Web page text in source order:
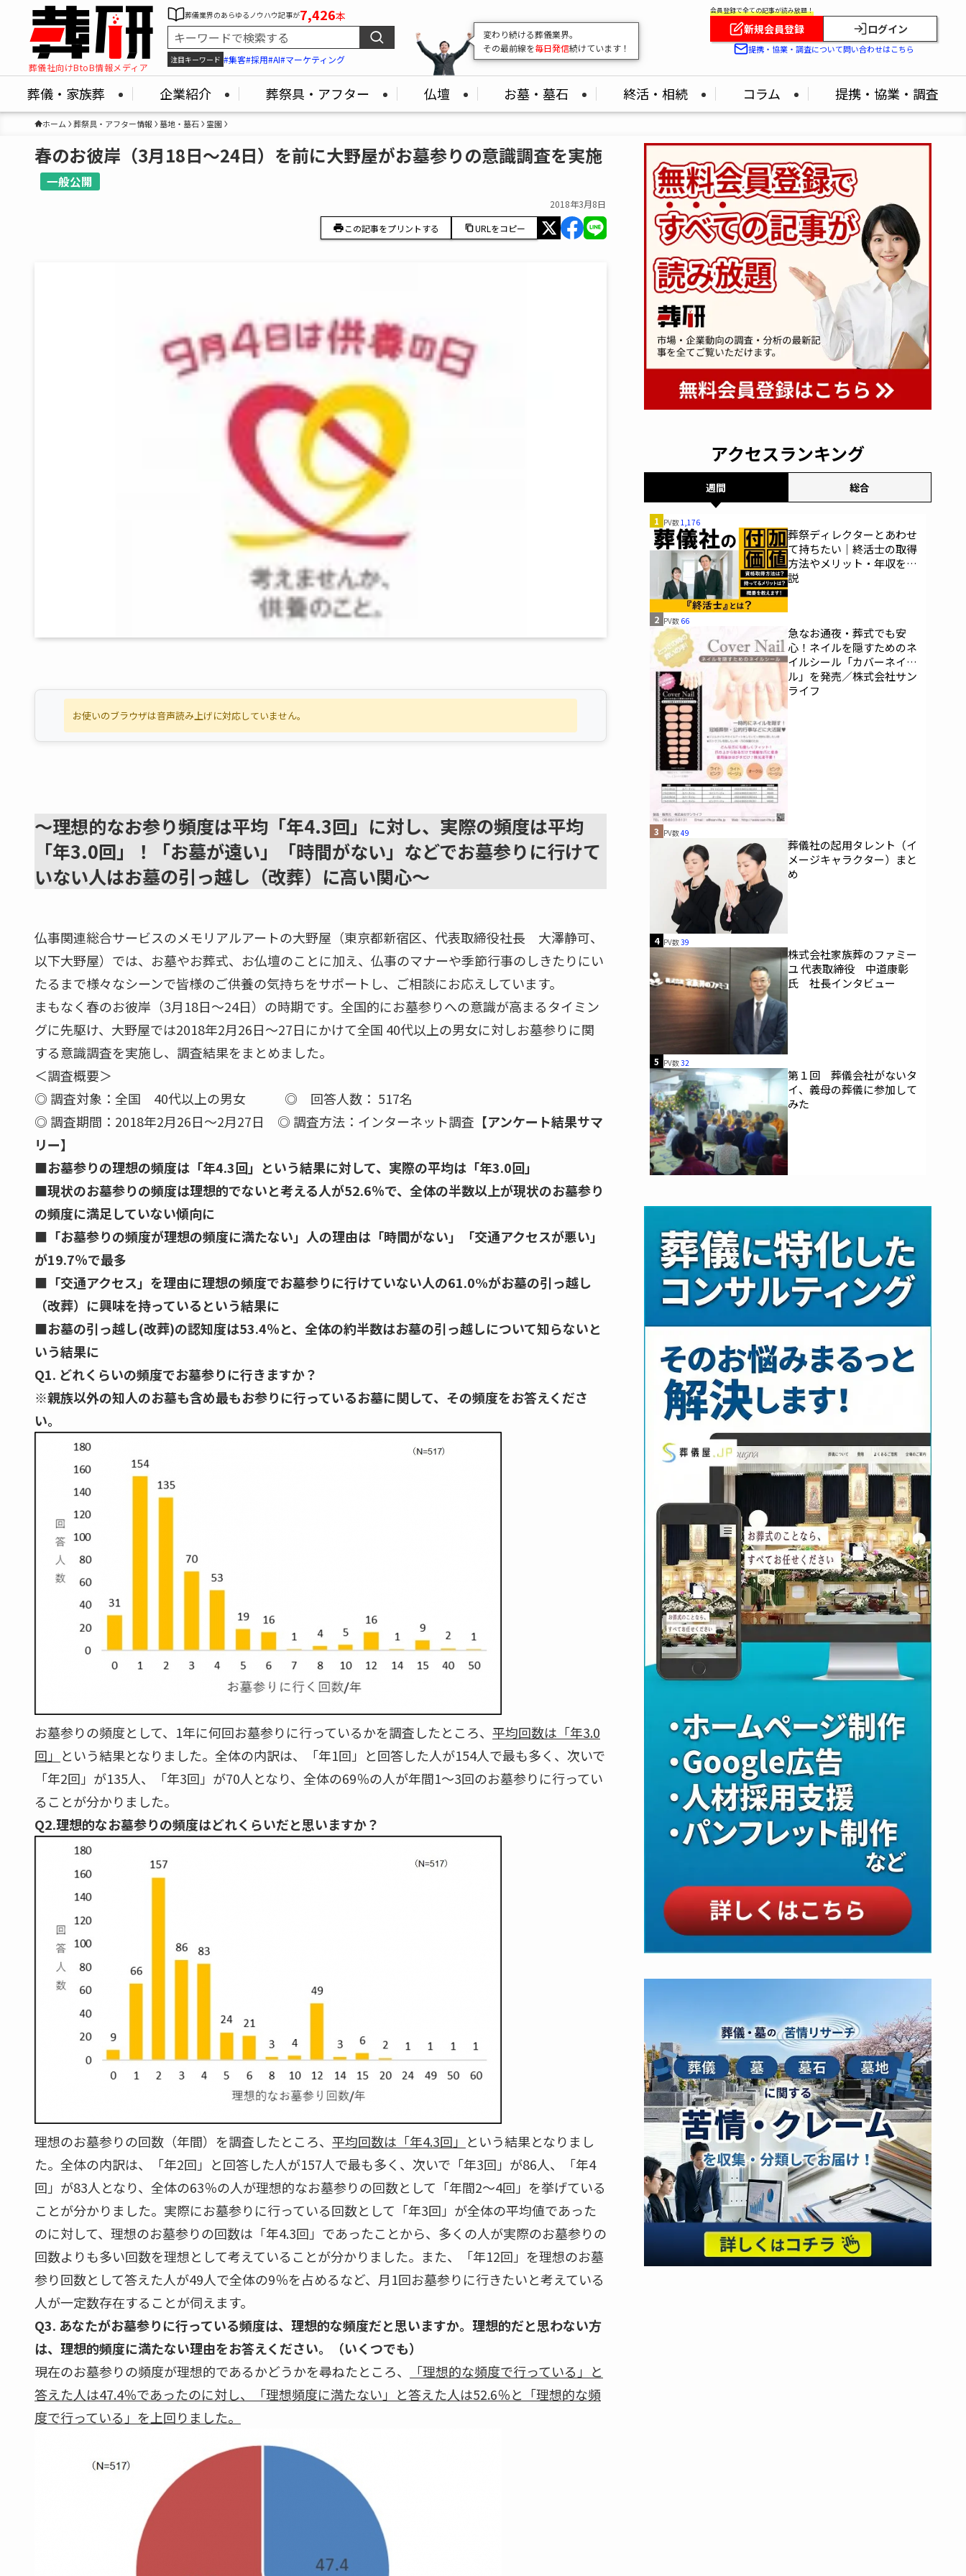
葬儀社向けBtoB情報メディア
葬儀業界のあらゆるノウハウ記事が7,426本
注目キーワード #集客#採用#AI#マーケティング
葬儀業界の"いま"がここでわかる！
最新の市場情報をどこよりも早くお届け！
変わり続ける葬儀業界。
その最前線を毎日発信続けています！
会員登録で全ての記事が読み放題！
新規会員登録 ログイン
提携・協業・調査について問い合わせはこちら
葬儀・家族葬 企業紹介 葬祭具・アフター 仏壇 お墓・墓石 終活・相続 コラム 提携・協業・調査
ホーム 葬祭具・アフター情報 墓地・墓石 霊園
春のお彼岸（3月18日～24日）を前に大野屋がお墓参りの意識調査を実施
一般公開
2018年3月8日
この記事をプリントする
URLをコピー
お使いのブラウザは音声読み上げに対応していません。
～理想的なお参り頻度は平均「年4.3回」に対し、実際の頻度は平均
「年3.0回」！「お墓が遠い」「時間がない」などでお墓参りに行けて
いない人はお墓の引っ越し（改葬）に高い関心～
仏事関連総合サービスのメモリアルアートの大野屋（東京都新宿区、代表取締役社長 大澤静可、
以下大野屋）では、お墓やお葬式、お仏壇のことに加え、仏事のマナーや季節行事のしきたりにい
たるまで様々なシーンで皆様のご供養の気持ちをサポートし、ご相談にお応えしています。
まもなく春のお彼岸（3月18日～24日）の時期です。全国的にお墓参りへの意識が高まるタイミン
グに先駆け、大野屋では2018年2月26日～27日にかけて全国 40代以上の男女に対しお墓参りに関
する意識調査を実施し、調査結果をまとめました。
＜調査概要＞
◎ 調査対象：全国 40代以上の男女 ◎ 回答人数： 517名
◎ 調査期間：2018年2月26日～2月27日 ◎ 調査方法：インターネット調査 【アンケート結果サマ
リー】
■お墓参りの理想の頻度は「年4.3回」という結果に対して、実際の平均は「年3.0回」
■現状のお墓参りの頻度は理想的でないと考える人が52.6％で、全体の半数以上が現状のお墓参り
の頻度に満足していない傾向に
■「お墓参りの頻度が理想の頻度に満たない」人の理由は「時間がない」「交通アクセスが悪い」
が19.7％で最多
■「交通アクセス」を理由に理想の頻度でお墓参りに行けていない人の61.0%がお墓の引っ越し
（改葬）に興味を持っているという結果に
■お墓の引っ越し(改葬)の認知度は53.4％と、全体の約半数はお墓の引っ越しについて知らないと
いう結果に
Q1. どれくらいの頻度でお墓参りに行きますか？
※親族以外の知人のお墓も含め最もお参りに行っているお墓に関して、その頻度をお答えくださ
い。
お墓参りの頻度として、1年に何回お墓参りに行っているかを調査したところ、 平均回数は「年3.0
回」 という結果となりました。全体の内訳は、「年1回」と回答した人が154人で最も多く、次いで
「年2回」が135人、「年3回」が70人となり、全体の69％の人が年間1～3回のお墓参りに行ってい
ることが分かりました。
Q2.理想的なお墓参りの頻度はどれくらいだと思いますか？
理想のお墓参りの回数（年間）を調査したところ、 平均回数は「年4.3回」 という結果となりまし
た。全体の内訳は、「年2回」と回答した人が157人で最も多く、次いで「年3回」が86人、「年4
回」が83人となり、全体の63％の人が理想的なお墓参りの回数として「年間2～4回」を挙げている
ことが分かりました。実際にお墓参りに行っている回数として「年3回」が全体の平均値であった
のに対して、理想のお墓参りの回数は「年4.3回」であったことから、多くの人が実際のお墓参りの
回数よりも多い回数を理想として考えていることが分かりました。また、「年12回」を理想のお墓
参り回数として答えた人が49人で全体の9％を占めるなど、月1回お墓参りに行きたいと考えている
人が一定数存在することが伺えます。
Q3. あなたがお墓参りに行っている頻度は、理想的な頻度だと思いますか。理想的だと思わない方
は、理想的頻度に満たない理由をお答えください。（いくつでも）
現在のお墓参りの頻度が理想的であるかどうかを尋ねたところ、
「理想的な頻度で行っている」と
答えた人は47.4％であったのに対し、「理想頻度に満たない」と答えた人は52.6％と「理想的な頻
度で行っている」を上回りました。
アクセスランキング
週間 総合
1 PV数1,176
葬祭ディレクターとあわせ
て持ちたい｜終活士の取得
方法やメリット・年収を解
説
2 PV数 66
急なお通夜・葬式でも安
心！ネイルを隠すためのネ
イルシール「カバーネイ
ル」を発売／株式会社サン
ライフ
3 PV数49
葬儀社の起用タレント（イ
メージキャラクター）まと
め
4 PV数39
株式会社家族葬のファミー
ユ 代表取締役 中道康彰
氏 社長インタビュー
5 PV数32
第１回 葬儀会社がないタ
イ、義母の葬儀に参加して
みた